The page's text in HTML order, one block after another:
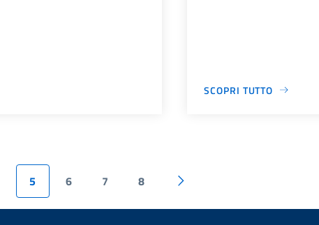
SCOPRI TUTTO
5 6 7 8